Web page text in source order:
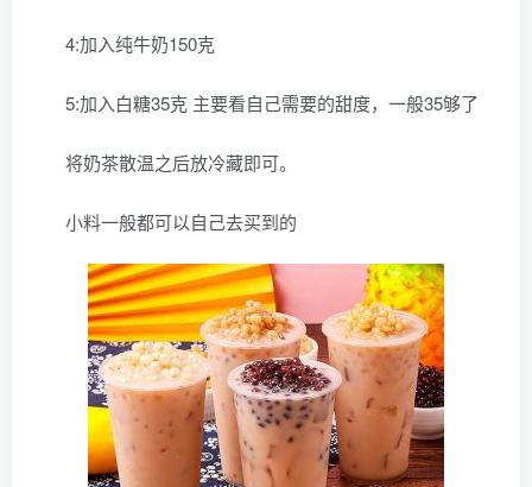
4:加入纯牛奶150克
5:加入白糖35克 主要看自己需要的甜度，一般35够了
将奶茶散温之后放冷藏即可。
小料一般都可以自己去买到的